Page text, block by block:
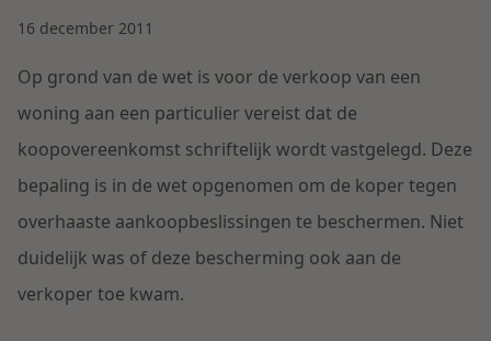
IE & Innovatie
Herstructurering & Insolventie
Energie
Zorg & Sociaal domein
Lees meer
Dichtbij de kansen en uitdagingen in de
woningbouw
Internationale partners
Werken bij
Contact
Nederlands
16 december 2011
Op grond van de wet is voor de verkoop van een
woning aan een particulier vereist dat de
koopovereenkomst schriftelijk wordt vastgelegd. Deze
bepaling is in de wet opgenomen om de koper tegen
overhaaste aankoopbeslissingen te beschermen. Niet
duidelijk was of deze bescherming ook aan de
verkoper toe kwam.